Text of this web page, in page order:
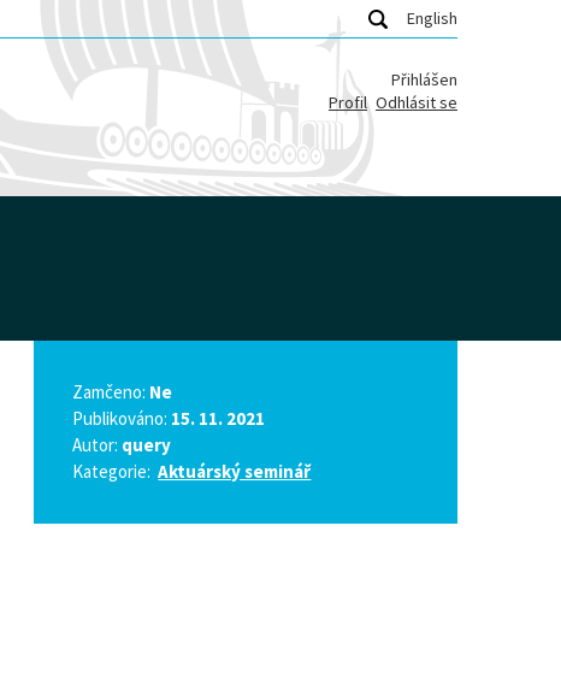
English
Přihlášen
Profil Odhlásit se
Zamčeno: Ne
Publikováno: 15. 11. 2021
Autor: query
Kategorie:Aktuárský seminář